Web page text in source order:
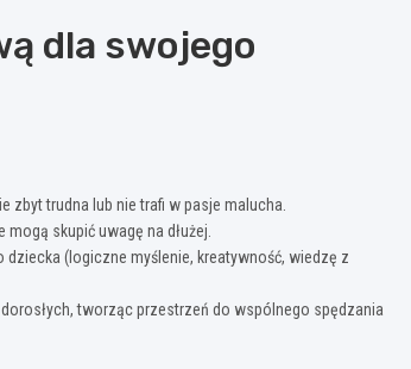
dla swojego
zbyt trudna lub nie trafi w pasje malucha.
skupić uwagę na dłużej.
(logiczne myślenie, kreatywność, wiedzę z
tworząc przestrzeń do wspólnego spędzania